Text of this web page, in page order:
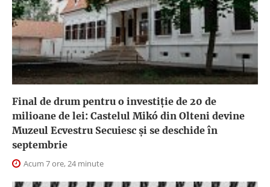
Final de drum pentru o investiție de 20 de
milioane de lei: Castelul Mikó din Olteni devine
Muzeul Ecvestru Secuiesc și se deschide în
septembrie
Acum 7 ore, 24 minute